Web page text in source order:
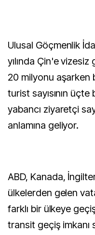
Ulusal Göçmenlik
yılında Çin'e vizesiz
20 milyonu aşarken
turist sayısının üçte
yabancı ziyaretçi
anlamına geliyor.
ABD, Kanada,
ülkelerden gelen
farklı bir ülkeye
transit geçiş imkanı